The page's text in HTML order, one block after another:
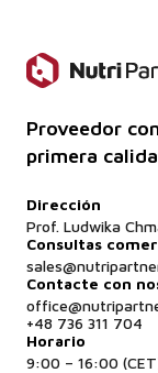
Proveedor
primera
Dirección
Prof. Ludwika
Consultas
Contacte con
+48 736 311 704
Horario
9:00 – 16:00